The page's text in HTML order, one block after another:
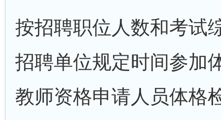
按招聘职位人数和考试
招聘单位规定时间参加
教师资格申请人员体格